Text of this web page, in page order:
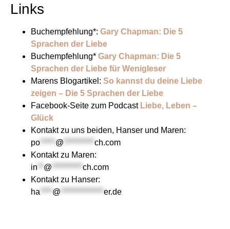
Links
Buchempfehlung*: Gary Chapman: Die 5
Sprachen der Liebe
Buchempfehlung* Gary Chapman: Die 5
Sprachen der Liebe für Wenigleser
Marens Blogartikel: So kannst du deine Liebe
zeigen – Die 5 Sprachen der Liebe
Facebook-Seite zum Podcast Liebe, Leben –
Glück
Kontakt zu uns beiden, Hanser und Maren:
po ***** @ ********** ch.com
Kontakt zu Maren:
in ** @ ********** ch.com
Kontakt zu Hanser:
ha **** @ ************** er.de